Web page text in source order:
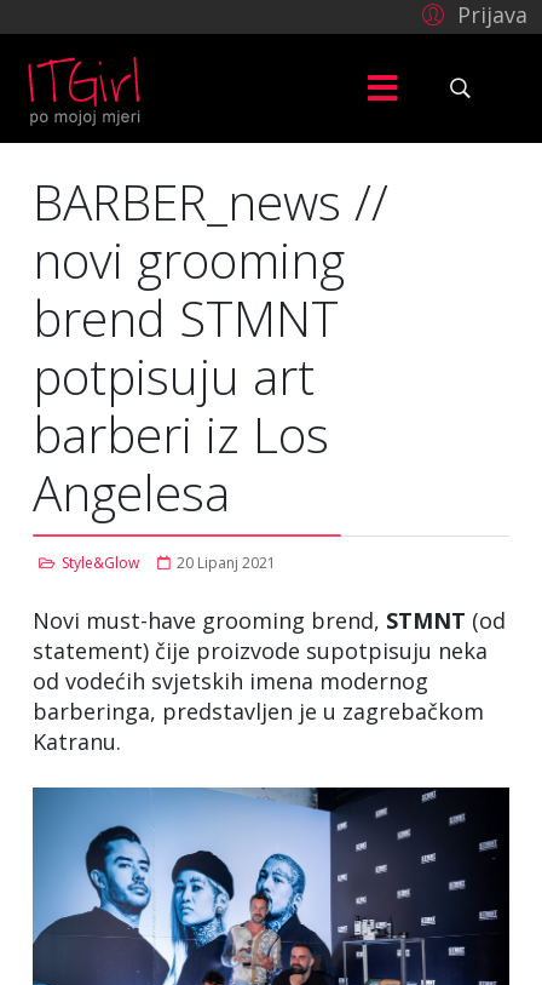
Prijava
BARBER_news //
novi grooming
brend STMNT
potpisuju art
barberi iz Los
Angelesa
Style&Glow 20 Lipanj 2021
Novi must-have grooming brend, STMNT (od
statement) čije proizvode supotpisuju neka
od vodećih svjetskih imena modernog
barberinga, predstavljen je u zagrebačkom
Katranu.